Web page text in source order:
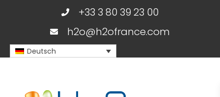
+33 3 80 39 23 00
h2o@h2ofrance.com
Deutsch